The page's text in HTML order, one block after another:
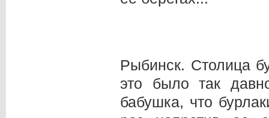
Рыбинск. Столица
это было так
бабушка, что